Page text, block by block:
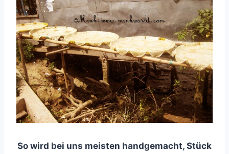
So wird bei uns meisten handgemacht, Stück